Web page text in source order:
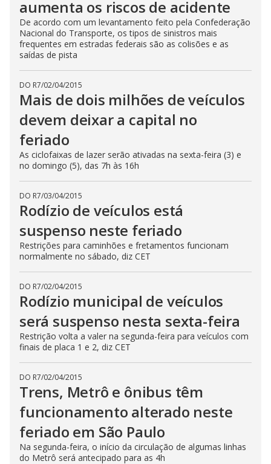
aumenta os riscos de acidente
De acordo com um levantamento feito pela Confederação
Nacional do Transporte, os tipos de sinistros mais
frequentes em estradas federais são as colisões e as
saídas de pista
DO R7/02/04/2015
Mais de dois milhões de veículos
devem deixar a capital no
feriado
As ciclofaixas de lazer serão ativadas na sexta-feira (3) e
no domingo (5), das 7h às 16h
DO R7/03/04/2015
Rodízio de veículos está
suspenso neste feriado
Restrições para caminhões e fretamentos funcionam
normalmente no sábado, diz CET
DO R7/02/04/2015
Rodízio municipal de veículos
será suspenso nesta sexta-feira
Restrição volta a valer na segunda-feira para veículos com
finais de placa 1 e 2, diz CET
DO R7/02/04/2015
Trens, Metrô e ônibus têm
funcionamento alterado neste
feriado em São Paulo
Na segunda-feira, o início da circulação de algumas linhas
do Metrô será antecipado para as 4h